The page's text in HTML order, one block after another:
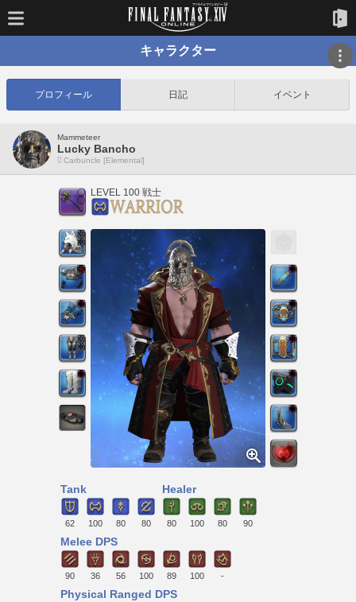
キャラクター
プロフィール 日記 イベント
Mammeteer
Lucky Bancho
Carbuncle [Elemental]
LEVEL 100 戦士
Tank
62 100 80 80
Healer
80 100 80 90
Melee DPS
90 36 56 100 89 100 -
Physical Ranged DPS